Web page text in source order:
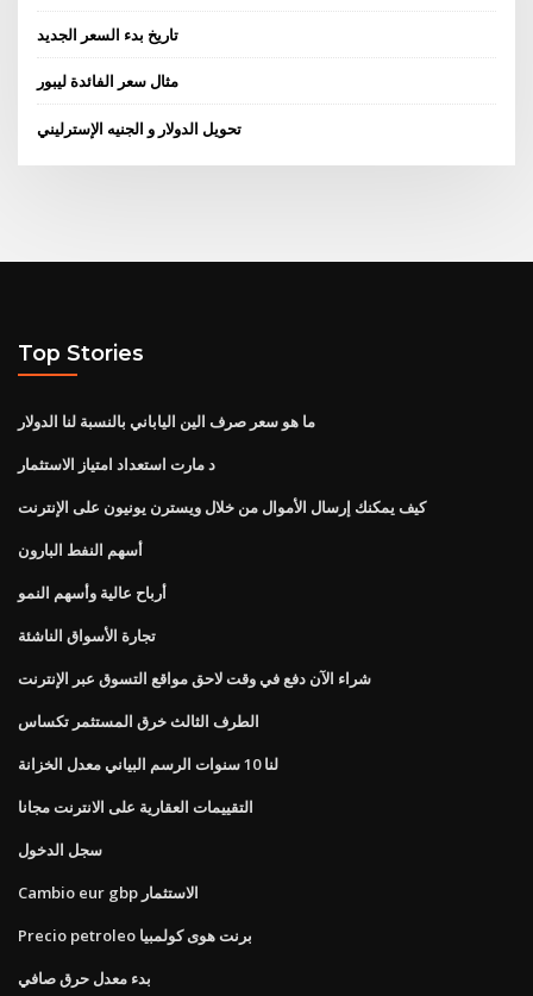
تاريخ بدء السعر الجديد
مثال سعر الفائدة ليبور
تحويل الدولار و الجنيه الإسترليني
Top Stories
ما هو سعر صرف الين الياباني بالنسبة لنا الدولار
د مارت استعداد امتياز الاستثمار
كيف يمكنك إرسال الأموال من خلال ويسترن يونيون على الإنترنت
أسهم النفط البارون
أرباح عالية وأسهم النمو
تجارة الأسواق الناشئة
شراء الآن دفع في وقت لاحق مواقع التسوق عبر الإنترنت
الطرف الثالث خرق المستثمر تكساس
لنا 10 سنوات الرسم البياني معدل الخزانة
التقييمات العقارية على الانترنت مجانا
سجل الدخول
Cambio eur gbp الاستثمار
Precio petroleo برنت هوى كولمبيا
بدء معدل حرق صافي